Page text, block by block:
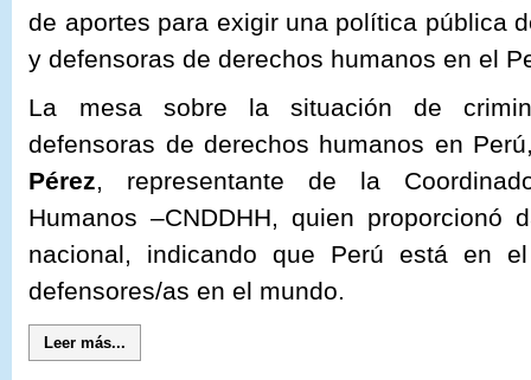
de aportes para exigir una política pública
y defensoras de derechos humanos en el
La mesa sobre la situación de
defensoras de derechos humanos en
Pérez, representante de la
Humanos –CNDDHH, quien
nacional, indicando que Perú está en
defensores/as en el mundo.
Leer más...